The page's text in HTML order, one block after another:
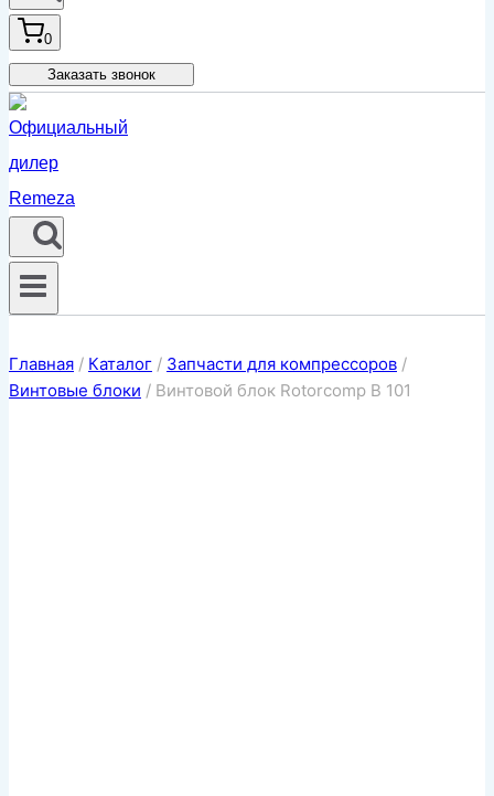
0
Заказать звонок
Главная / Каталог / Запчасти для компрессоров /
Винтовые блоки / Винтовой блок Rotorcomp B 101